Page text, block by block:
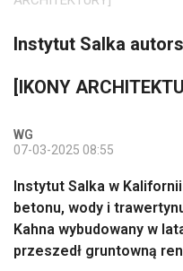
Instytut Salka
[IKONY
WG
07-03-2025 08:55
Instytut Salka w
betonu, wody i
Kahna wybudowany w
przeszedł gruntowną